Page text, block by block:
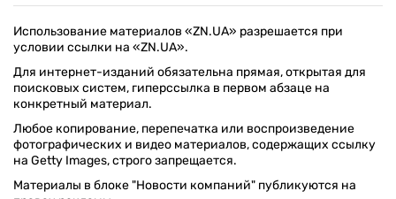
Использование материалов «ZN.UA» разрешается при
условии ссылки на «ZN.UA».
Для интернет-изданий обязательна прямая, открытая для
поисковых систем, гиперссылка в первом абзаце на
конкретный материал.
Любое копирование, перепечатка или воспроизведение
фотографических и видео материалов, содержащих ссылку
на Getty Images, строго запрещается.
Материалы в блоке "Новости компаний" публикуются на